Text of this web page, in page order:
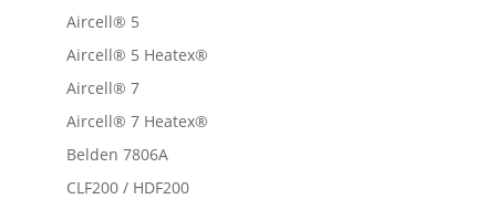
Aircell® 5
Aircell® 5 Heatex®
Aircell® 7
Aircell® 7 Heatex®
Belden 7806A
CLF200 / HDF200